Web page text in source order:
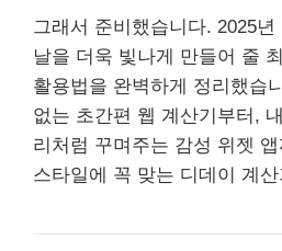
그래서 준비했습니다. 2025
날을 더욱 빛나게 만들어 줄
활용법을 완벽하게 정리했습
없는 초간편 웹 계산기부터,
리처럼 꾸며주는 감성 위젯
스타일에 꼭 맞는 디데이 계